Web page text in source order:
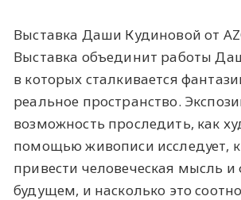
Выставка Даши Кудиновой от
Выставка объединит работы
в которых сталкивается
реальное пространство.
возможность проследить, как
помощью живописи исследует,
привести человеческая мысль и
будущем, и насколько это